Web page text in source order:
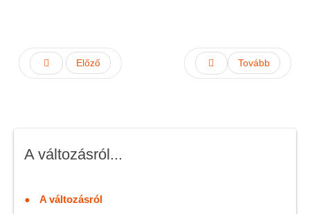
Előző Tovább
A változásról...
A változásról